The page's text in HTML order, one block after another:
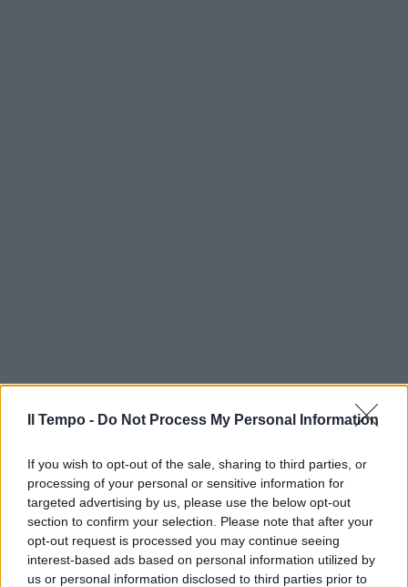
Il Tempo - Do Not Process My Personal Information
If you wish to opt-out of the sale, sharing to third parties, or
processing of your personal or sensitive information for
targeted advertising by us, please use the below opt-out
section to confirm your selection. Please note that after your
opt-out request is processed you may continue seeing
interest-based ads based on personal information utilized by
us or personal information disclosed to third parties prior to